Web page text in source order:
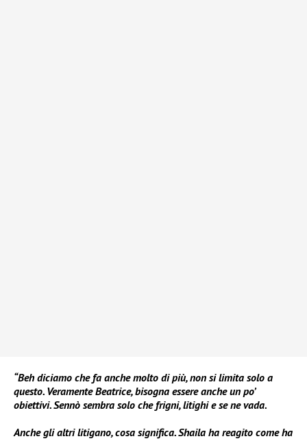
“Beh diciamo che fa anche molto di più, non si limita solo a
questo. Veramente Beatrice, bisogna essere anche un po’
obiettivi. Sennò sembra solo che frigni, litighi e se ne vada.
Anche gli altri litigano, cosa significa. Shaila ha reagito come ha